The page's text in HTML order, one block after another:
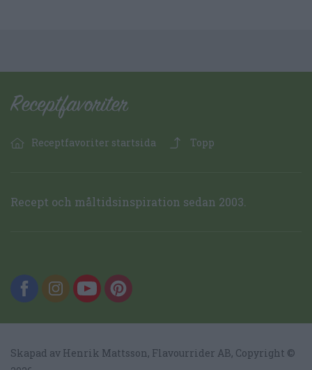
Receptfavoriter startsida Topp
Recept och måltidsinspiration sedan 2003.
Skapad av Henrik Mattsson, Flavourrider AB, Copyright ©